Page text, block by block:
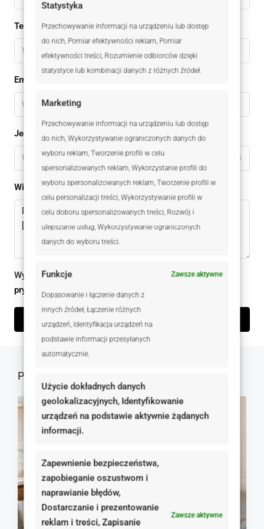
Statystyka
Przechowywanie informacji na urządzeniu lub dostęp
do nich, Pomiar efektywności reklam, Pomiar
efektywności treści, Rozumienie odbiorców dzięki
statystyce lub kombinacji danych z różnych źródeł.
Marketing
Przechowywanie informacji na urządzeniu lub dostęp
do nich, Wykorzystywanie ograniczonych danych do
wyboru reklam, Tworzenie profili w celu
spersonalizowanych reklam, Wykorzystanie profili do
wyboru spersonalizowanych reklam, Tworzenie profili w
celu personalizacji treści, Wykorzystywanie profili w
celu doboru spersonalizowanych treści, Rozwój i
ulepszanie usług, Wykorzystywanie ograniczonych
danych do wyboru treści.
Funkcje Zawsze aktywne
Dopasowanie i łączenie danych z
innych źródeł, Łączenie różnych
urządzeń, Identyfikacja urządzeń na
podstawie informacji przesyłanych
automatycznie.
Użycie dokładnych danych
geolokalizacyjnych, Identyfikowanie
urządzeń na podstawie aktywnie żądanych
informacji.
Zapewnienie bezpieczeństwa,
zapobieganie oszustwom i
naprawianie błędów,
Dostarczanie i prezentowanie
reklam i treści, Zapisanie
Zawsze aktywne
Telefon
Email
Jestem
Wybierz
Wiadomomść
Wysyłając ten formularz zgadzam się zpolityką
prywatności
Wyślij zapytanie
Podobne oferty
NA SPRZEDAŻ RYNEK WTÓRNY